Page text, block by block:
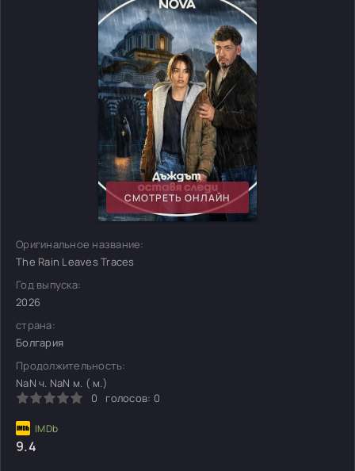
СМОТРЕТЬ ОНЛАЙН
Оригинальное название:
The Rain Leaves Traces
Год выпуска:
2026
страна:
Болгария
Продолжительность:
NaN ч. NaN м. ( м.)
0
голосов: 0
9.4